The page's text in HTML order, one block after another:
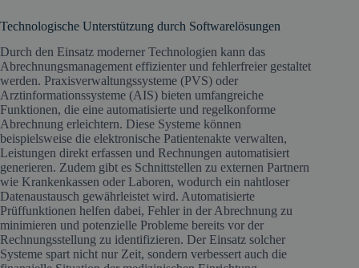
Technologische Unterstützung durch Softwarelösungen
Durch den Einsatz moderner Technologien kann das
Abrechnungsmanagement effizienter und fehlerfreier gestaltet
werden. Praxisverwaltungssysteme (PVS) oder
Arztinformationssysteme (AIS) bieten umfangreiche
Funktionen, die eine automatisierte und regelkonforme
Abrechnung erleichtern. Diese Systeme können
beispielsweise die elektronische Patientenakte verwalten,
Leistungen direkt erfassen und Rechnungen automatisiert
generieren. Zudem gibt es Schnittstellen zu externen Partnern
wie Krankenkassen oder Laboren, wodurch ein nahtloser
Datenaustausch gewährleistet wird. Automatisierte
Prüffunktionen helfen dabei, Fehler in der Abrechnung zu
minimieren und potenzielle Probleme bereits vor der
Rechnungsstellung zu identifizieren. Der Einsatz solcher
Systeme spart nicht nur Zeit, sondern verbessert auch die